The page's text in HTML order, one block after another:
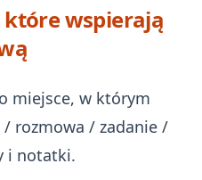
które wspierają
miejsce, w którym
/ rozmowa / zadanie /
i notatki.